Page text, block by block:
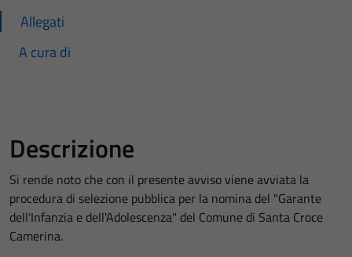
Allegati
A cura di
Descrizione
Si rende noto che con il presente avviso viene avviata la
procedura di selezione pubblica per la nomina del "Garante
dell'Infanzia e dell'Adolescenza" del Comune di Santa Croce
Camerina.